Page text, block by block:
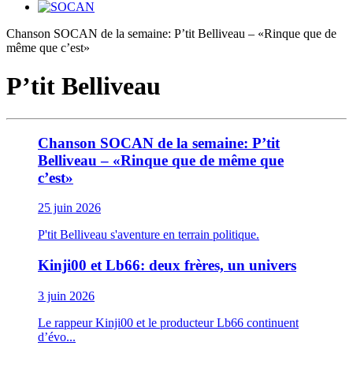
Chanson SOCAN de la semaine: P’tit Belliveau – «Rinque que de
même que c’est»
P’tit Belliveau
Chanson SOCAN de la semaine: P’tit
Belliveau – «Rinque que de même que
c’est»
25 juin 2026
P'tit Belliveau s'aventure en terrain politique.
Kinji00 et Lb66: deux frères, un univers
3 juin 2026
Le rappeur Kinji00 et le producteur Lb66 continuent
d’évo...